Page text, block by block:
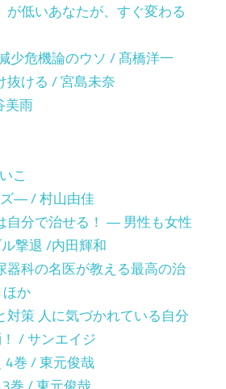
が低いあなたが、すぐ変わる
少危機論のウソ / 髙橋洋一
抜ける / 宮島未奈
美雨
こ
― / 村山由佳
自分で治せる！ ― 男性も女性
撃退 /内田輝和
器科の名医が教える最高の治
か
対策 人に気づかれている自分
/ サンエイジ
4巻 / 東元俊哉